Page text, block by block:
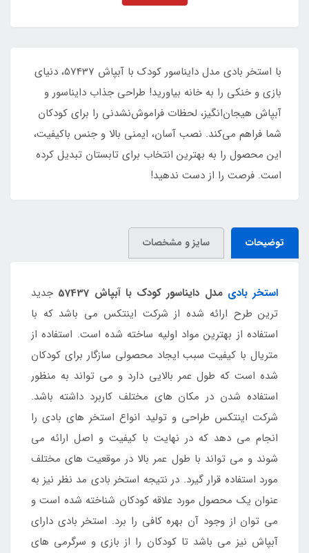
با استخر بادی مدل دایناسور کودک با آبپاش 57437، دنیای
بازی و خنکی را به خانه بیاورید! طراحی جذاب دایناسور و
آبپاش هیجان‌انگیز، لحظات فراموش‌نشدنی را برای کودکان
شما فراهم می‌کند. نصب آسان، ایمنی بالا و جنس باکیفیت،
این محصول را به بهترین انتخاب برای تابستان تبدیل کرده
است. فرصت را از دست ندهید!
توضیحات سایز و مشخصات
استخر بادی مدل دایناسور کودک با آبپاش 57437
جدید
ترین طرح ارائه شده از شرکت اینتکس می باشد که با
استفاده از بهترین مواد اولیه ساخته شده است. استفاده از
متریال با کیفیت سبب ایجاد محصولی سازگار برای کودکان
شده است که طول عمر بالایی دارد و می تواند به منظور
استفاده شدن در مکان های مختلف کاربرد داشته باشد.
شرکت اینتکس طراحی و تولید انواع استخر های بادی را
انجام می دهد که در نهایت با کیفیت و اصل ارائه می
شوند و می تواند با طول عمر بالا در موقعیت های مختلف
مورد استفاده قرار گیرد. در نتیجه استخر بادی مد نظر نیز به
عنوان یک محصول مورد علاقه کودکان شناخته شده است و
می توان از وجود آن بهره کافی را برد. استخر بادی دارای
آبپاش نیز می باشد تا کودکان را از بازی و سرگرمی های